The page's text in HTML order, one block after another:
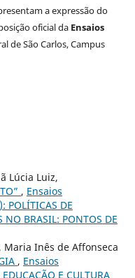
a expressão do
oficial da Ensaios
de São Carlos, Campus
Lúcia Luiz,
, Ensaios
POLÍTICAS DE
NO BRASIL: PONTOS DE
Inês de Affonseca
, Ensaios
E CULTURA